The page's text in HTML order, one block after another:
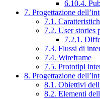
6.10.4.
7. Progettazione
7.1.
7.2. User stories
7.2.1.
7.3. Flussi di
7.4. Wireframe
7.5. Prototipi
8. Progettazione
8.1. Obiettivi
8.2. Elementi